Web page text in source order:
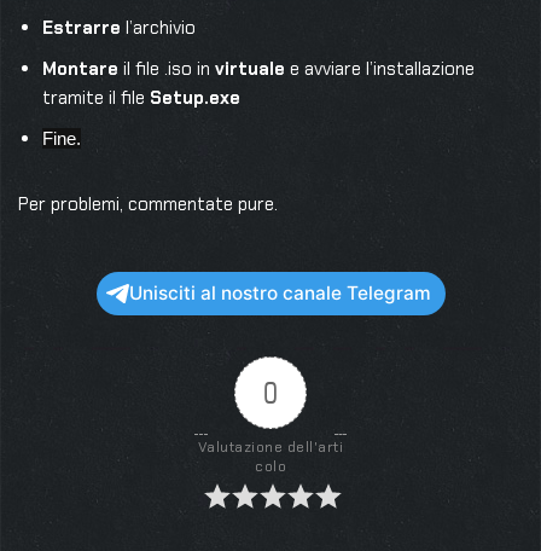
Estrarre l’archivio
Montare il file .iso in virtuale e avviare l’installazione
tramite il file Setup.exe
Fine.
Per problemi, commentate pure.
Unisciti al nostro canale Telegram
0
Valutazione dell'arti
colo